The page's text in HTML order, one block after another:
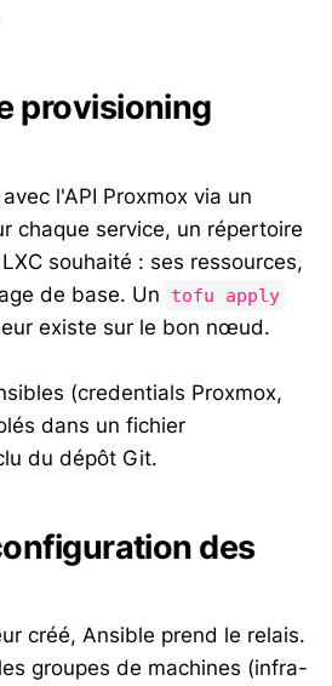
provisioning
l'API Proxmox via un
chaque service, un répertoire
souhaité : ses ressources,
de base. Un
tofu apply
existe sur le bon nœud.
(credentials Proxmox,
dans un fichier
du dépôt Git.
des
créé, Ansible prend le relais.
groupes de machines (infra-